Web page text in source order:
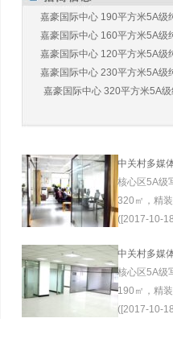
嘉豪国际中心 190平方米5A级
嘉豪国际中心 160平方米5A级
嘉豪国际中心 120平方米5A级
嘉豪国际中心 230平方米5A级
嘉豪国际中心 320平方米5A
中关村多媒
核心区5A级
320㎡，精
([2017-10-
中关村多媒
核心区5A级
190㎡，精
([2017-10-